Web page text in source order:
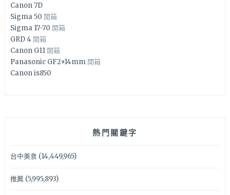
Canon 7D
Sigma 50 開箱
Sigma 17-70 開箱
GRD 4 開箱
Canon G11 開箱
Panasonic GF2+14mm 開箱
Canon is850
熱門關鍵字
台中美食(14,449,965)
推薦(5,995,893)